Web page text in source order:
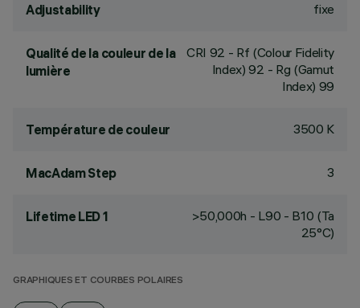
Adjustability fixe
Qualité de la couleur de la
lumière
CRI 92 - Rf (Colour Fidelity
Index) 92 - Rg (Gamut
Index) 99
Température de couleur 3500 K
MacAdam Step 3
Lifetime LED 1
>50,000h - L90 - B10 (Ta
25°C)
GRAPHIQUES ET COURBES POLAIRES